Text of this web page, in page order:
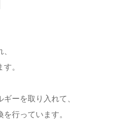
。
ーを取り入れて、
行っています。